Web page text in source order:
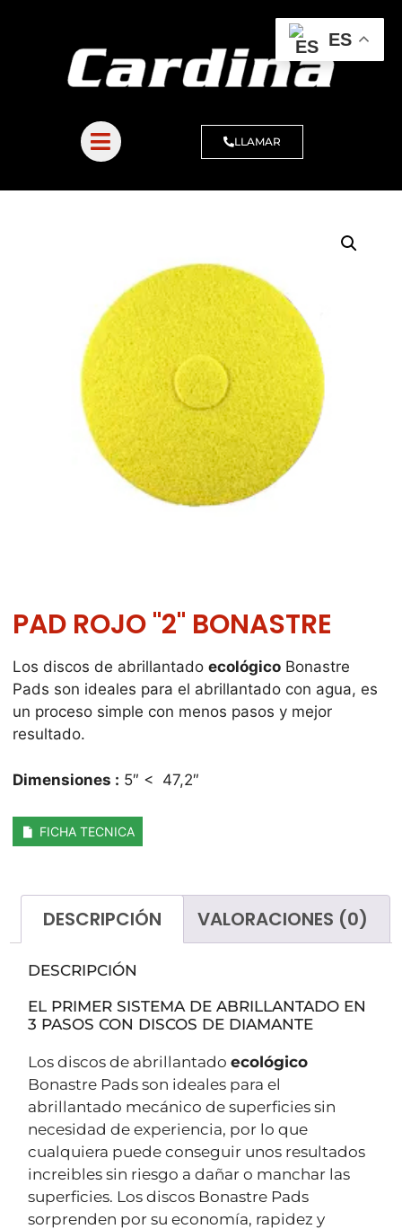
LLAMAR
PAD ROJO "2" BONASTRE
Los discos de abrillantado ecológico Bonastre
Pads son ideales para el abrillantado con agua, es
un proceso simple con menos pasos y mejor
resultado.
Dimensiones : 5″ < 47,2″
FICHA TECNICA
DESCRIPCIÓN VALORACIONES (0)
DESCRIPCIÓN
EL PRIMER SISTEMA DE ABRILLANTADO EN
3 PASOS CON DISCOS DE DIAMANTE
Los discos de abrillantado ecológico
Bonastre Pads son ideales para el
abrillantado mecánico de superficies sin
necesidad de experiencia, por lo que
cualquiera puede conseguir unos resultados
increibles sin riesgo a dañar o manchar las
superficies. Los discos Bonastre Pads
sorprenden por su economía, rapidez y
ES